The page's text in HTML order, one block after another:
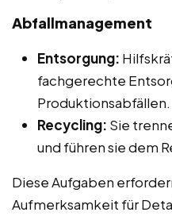
Abfallmanagement
Entsorgung:
fachgerechte
Produktionsabfällen.
Recycling: Sie
und führen sie dem
Diese Aufgaben
Aufmerksamkeit für